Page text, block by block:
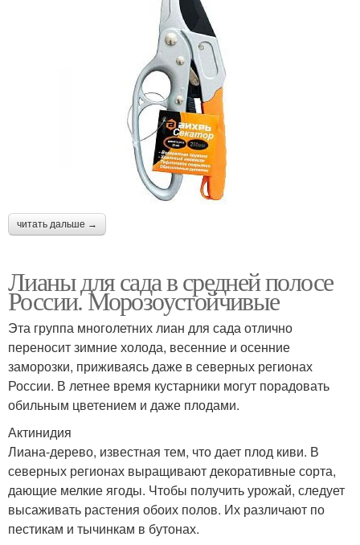
читать дальше →
Лианы для сада в средней полосе
России. Морозоустойчивые
Эта группа многолетних лиан для сада отлично
переносит зимние холода, весенние и осенние
заморозки, приживаясь даже в северных регионах
России. В летнее время кустарники могут порадовать
обильным цветением и даже плодами.
Актинидия
Лиана-дерево, известная тем, что дает плод киви. В
северных регионах выращивают декоративные сорта,
дающие мелкие ягоды. Чтобы получить урожай, следует
высаживать растения обоих полов. Их различают по
пестикам и тычинкам в бутонах.